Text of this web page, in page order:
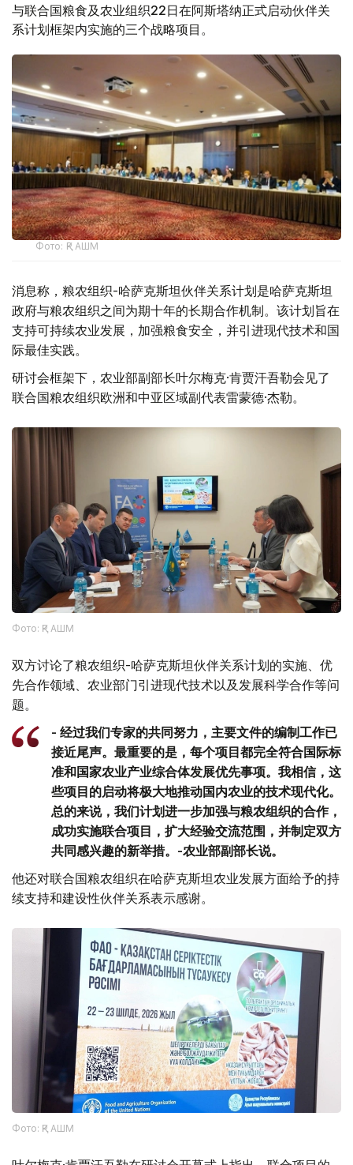
与联合国粮食及农业组织22日在阿斯塔纳正式启动伙伴关
系计划框架内实施的三个战略项目。
Фото: ҚР АШМ
消息称，粮农组织-哈萨克斯坦伙伴关系计划是哈萨克斯坦
政府与粮农组织之间为期十年的长期合作机制。该计划旨在
支持可持续农业发展，加强粮食安全，并引进现代技术和国
际最佳实践。
研讨会框架下，农业部副部长叶尔梅克·肯贾汗吾勒会见了
联合国粮农组织欧洲和中亚区域副代表雷蒙德·杰勒。
Фото: ҚР АШМ
双方讨论了粮农组织-哈萨克斯坦伙伴关系计划的实施、优
先合作领域、农业部门引进现代技术以及发展科学合作等问
题。
- 经过我们专家的共同努力，主要文件的编制工作已
接近尾声。最重要的是，每个项目都完全符合国际标
准和国家农业产业综合体发展优先事项。我相信，这
些项目的启动将极大地推动国内农业的技术现代化。
总的来说，我们计划进一步加强与粮农组织的合作，
成功实施联合项目，扩大经验交流范围，并制定双方
共同感兴趣的新举措。-农业部副部长说。
他还对联合国粮农组织在哈萨克斯坦农业发展方面给予的持
续支持和建设性伙伴关系表示感谢。
Фото: ҚР АШМ